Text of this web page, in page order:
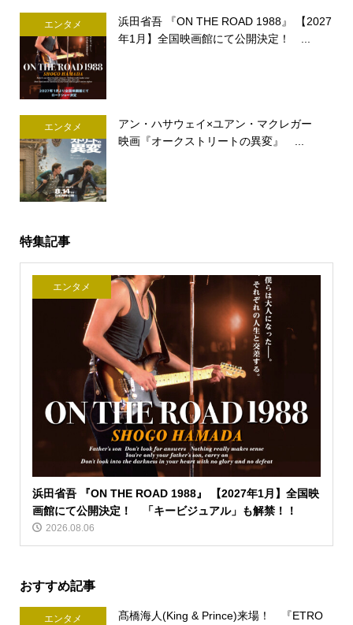
エンタメ
浜田省吾 『ON THE ROAD 1988』 【2027
年1月】全国映画館にて公開決定！ ...
エンタメ
アン・ハサウェイ×ユアン・マクレガー
映画『オークストリートの異変』 ...
特集記事
エンタメ
浜田省吾 『ON THE ROAD 1988』 【2027年1月】全国映
画館にて公開決定！ 「キービジュアル」も解禁！！
2026.08.06
おすすめ記事
エンタメ
髙橋海人(King & Prince)来場！ 『ETRO